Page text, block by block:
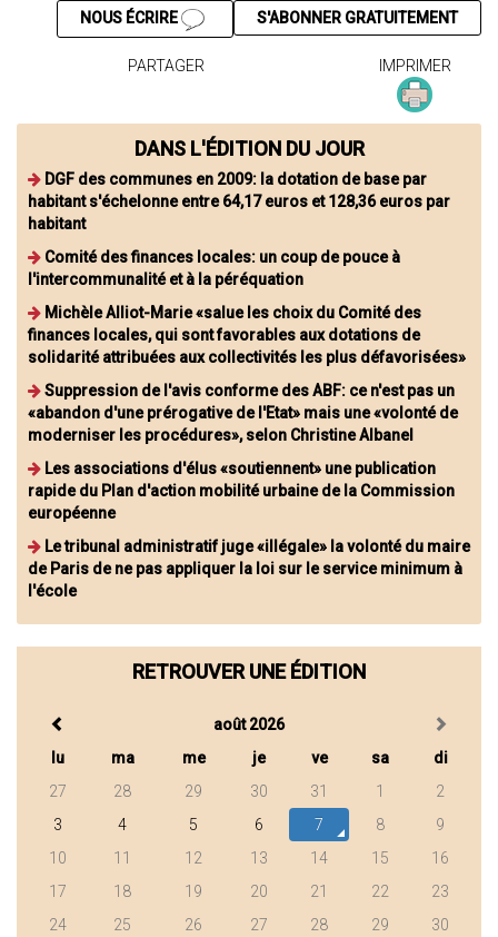
S'ABONNER GRATUITEMENT
NOUS ÉCRIRE
PARTAGER IMPRIMER
DANS L'ÉDITION DU JOUR
DGF des communes en 2009: la dotation de base par
habitant s'échelonne entre 64,17 euros et 128,36 euros par
habitant
Comité des finances locales: un coup de pouce à
l'intercommunalité et à la péréquation
Michèle Alliot-Marie «salue les choix du Comité des
finances locales, qui sont favorables aux dotations de
solidarité attribuées aux collectivités les plus défavorisées»
Suppression de l'avis conforme des ABF: ce n'est pas un
«abandon d'une prérogative de l'Etat» mais une «volonté de
moderniser les procédures», selon Christine Albanel
Les associations d'élus «soutiennent» une publication
rapide du Plan d'action mobilité urbaine de la Commission
européenne
Le tribunal administratif juge «illégale» la volonté du maire
de Paris de ne pas appliquer la loi sur le service minimum à
l'école
RETROUVER UNE ÉDITION
août 2026
lu
ma me je ve sa
di
27
28 29 30 31 1
2
3
4 5 6 7 8
9
10
11 12 13 14 15
16
17
18 19 20 21 22
23
24
25 26 27 28 29 30